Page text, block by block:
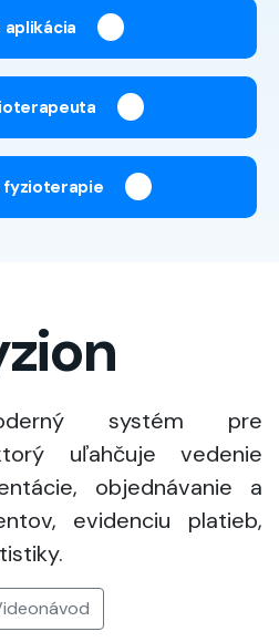
aplikácia
fyzioterapie
systém pre
uľahčuje vedenie
objednávanie a
evidenciu platieb,